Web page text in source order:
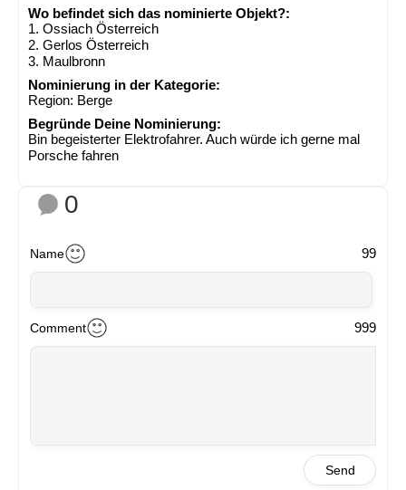
Wo befindet sich das nominierte Objekt?:
1. Ossiach Österreich
2. Gerlos Österreich
3. Maulbronn
Nominierung in der Kategorie:
Region: Berge
Begründe Deine Nominierung:
Bin begeisterter Elektrofahrer. Auch würde ich gerne mal
Porsche fahren
0
Name 99
Comment 999
Send